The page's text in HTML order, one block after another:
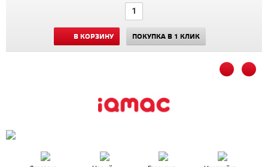
В КОРЗИНУ ПОКУПКА В 1 КЛИК